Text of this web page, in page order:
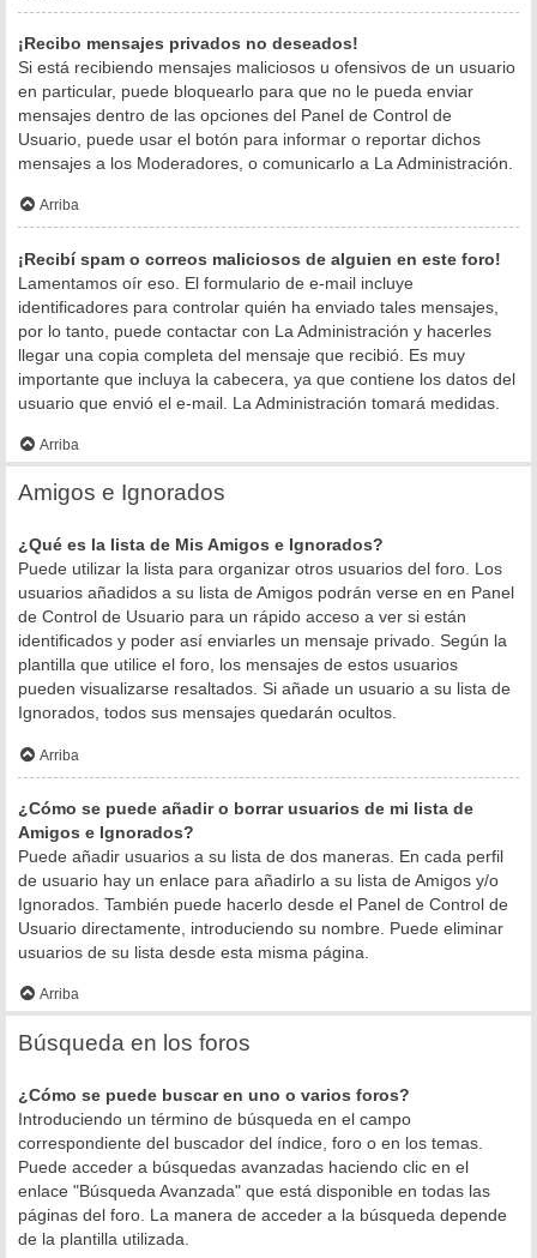
¡Recibo mensajes privados no deseados!
Si está recibiendo mensajes maliciosos u ofensivos de un usuario
en particular, puede bloquearlo para que no le pueda enviar
mensajes dentro de las opciones del Panel de Control de
Usuario, puede usar el botón para informar o reportar dichos
mensajes a los Moderadores, o comunicarlo a La Administración.
Arriba
¡Recibí spam o correos maliciosos de alguien en este foro!
Lamentamos oír eso. El formulario de e-mail incluye
identificadores para controlar quién ha enviado tales mensajes,
por lo tanto, puede contactar con La Administración y hacerles
llegar una copia completa del mensaje que recibió. Es muy
importante que incluya la cabecera, ya que contiene los datos del
usuario que envió el e-mail. La Administración tomará medidas.
Arriba
Amigos e Ignorados
¿Qué es la lista de Mis Amigos e Ignorados?
Puede utilizar la lista para organizar otros usuarios del foro. Los
usuarios añadidos a su lista de Amigos podrán verse en en Panel
de Control de Usuario para un rápido acceso a ver si están
identificados y poder así enviarles un mensaje privado. Según la
plantilla que utilice el foro, los mensajes de estos usuarios
pueden visualizarse resaltados. Si añade un usuario a su lista de
Ignorados, todos sus mensajes quedarán ocultos.
Arriba
¿Cómo se puede añadir o borrar usuarios de mi lista de
Amigos e Ignorados?
Puede añadir usuarios a su lista de dos maneras. En cada perfil
de usuario hay un enlace para añadirlo a su lista de Amigos y/o
Ignorados. También puede hacerlo desde el Panel de Control de
Usuario directamente, introduciendo su nombre. Puede eliminar
usuarios de su lista desde esta misma página.
Arriba
Búsqueda en los foros
¿Cómo se puede buscar en uno o varios foros?
Introduciendo un término de búsqueda en el campo
correspondiente del buscador del índice, foro o en los temas.
Puede acceder a búsquedas avanzadas haciendo clic en el
enlace "Búsqueda Avanzada" que está disponible en todas las
páginas del foro. La manera de acceder a la búsqueda depende
de la plantilla utilizada.